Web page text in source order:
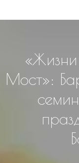
«Жизни
Мост»: